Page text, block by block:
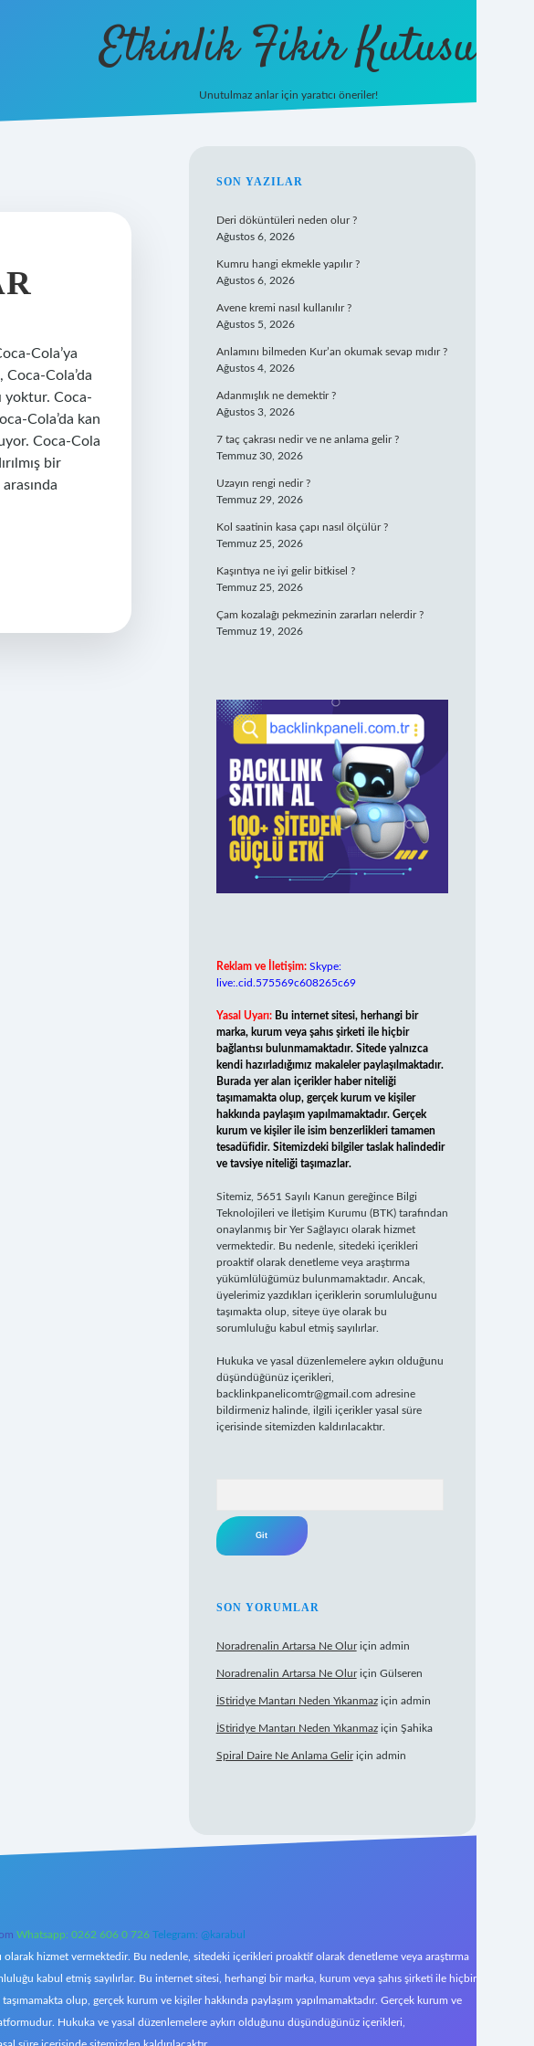
Etkinlik Fikir Kutusu
Unutulmaz anlar için yaratıcı öneriler!
Cola’ya
Cola’da
yoktur. Coca-
Cola’da kan
Coca-Cola
bir
SIDEBAR
SON YAZILAR
Deri döküntüleri neden olur ?
Ağustos 6, 2026
Kumru hangi ekmekle yapılır ?
Ağustos 6, 2026
Avene kremi nasıl kullanılır ?
Ağustos 5, 2026
Anlamını bilmeden Kur’an okumak sevap mıdır ?
Ağustos 4, 2026
Adanmışlık ne demektir ?
Ağustos 3, 2026
7 taç çakrası nedir ve ne anlama gelir ?
Temmuz 30, 2026
Uzayın rengi nedir ?
Temmuz 29, 2026
Kol saatinin kasa çapı nasıl ölçülür ?
Temmuz 25, 2026
Kaşıntıya ne iyi gelir bitkisel ?
Temmuz 25, 2026
Çam kozalağı pekmezinin zararları nelerdir ?
Temmuz 19, 2026
Reklam ve İletişim: Skype:
live:.cid.575569c608265c69
Yasal Uyarı: Bu internet sitesi, herhangi bir
marka, kurum veya şahıs şirketi ile hiçbir
bağlantısı bulunmamaktadır. Sitede yalnızca
kendi hazırladığımız makaleler paylaşılmaktadır.
Burada yer alan içerikler haber niteliği
taşımamakta olup, gerçek kurum ve kişiler
hakkında paylaşım yapılmamaktadır. Gerçek
kurum ve kişiler ile isim benzerlikleri tamamen
tesadüfidir. Sitemizdeki bilgiler taslak halindedir
ve tavsiye niteliği taşımazlar.
Sitemiz, 5651 Sayılı Kanun gereğince Bilgi
Teknolojileri ve İletişim Kurumu (BTK) tarafından
onaylanmış bir Yer Sağlayıcı olarak hizmet
vermektedir. Bu nedenle, sitedeki içerikleri
proaktif olarak denetleme veya araştırma
yükümlülüğümüz bulunmamaktadır. Ancak,
üyelerimiz yazdıkları içeriklerin sorumluluğunu
taşımakta olup, siteye üye olarak bu
sorumluluğu kabul etmiş sayılırlar.
Hukuka ve yasal düzenlemelere aykırı olduğunu
düşündüğünüz içerikleri,
backlinkpanelicomtr@gmail.com adresine
bildirmeniz halinde, ilgili içerikler yasal süre
içerisinde sitemizden kaldırılacaktır.
SON YORUMLAR
Noradrenalin Artarsa Ne Oluriçin admin
Noradrenalin Artarsa Ne Oluriçin Gülseren
İStiridye Mantarı Neden Yıkanmaziçin admin
İStiridye Mantarı Neden Yıkanmaziçin Şahika
Spiral Daire Ne Anlama Geliriçin admin
Whatsapp: 0262 606 0 726 Telegram: @karabul
hizmet vermektedir. Bu nedenle, sitedeki içerikleri proaktif olarak denetleme veya araştırma
kabul etmiş sayılırlar. Bu internet sitesi, herhangi bir marka, kurum veya şahıs şirketi ile hiçbir
olup, gerçek kurum ve kişiler hakkında paylaşım yapılmamaktadır. Gerçek kurum ve
Hukuka ve yasal düzenlemelere aykırı olduğunu düşündüğünüz içerikleri,